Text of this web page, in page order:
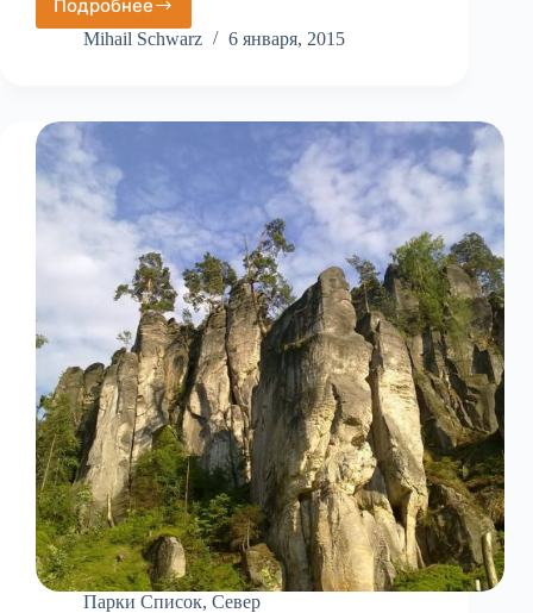
Подробнее
Кукс
Mihail Schwarz 6 января, 2015
Парки Список, Север